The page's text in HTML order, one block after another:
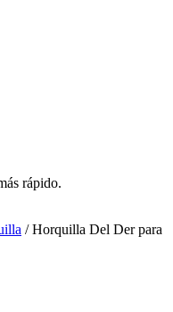
rápido.
/Horquilla Del Der para